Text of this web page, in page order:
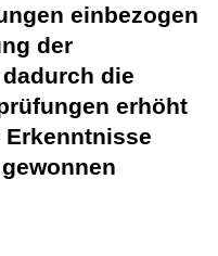
einbezogen
der
die
erhöht